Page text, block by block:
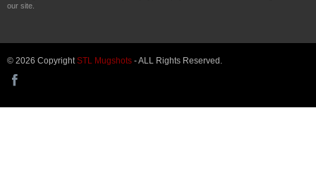
our site.
© 2026 Copyright STL Mugshots - ALL Rights Reserved.